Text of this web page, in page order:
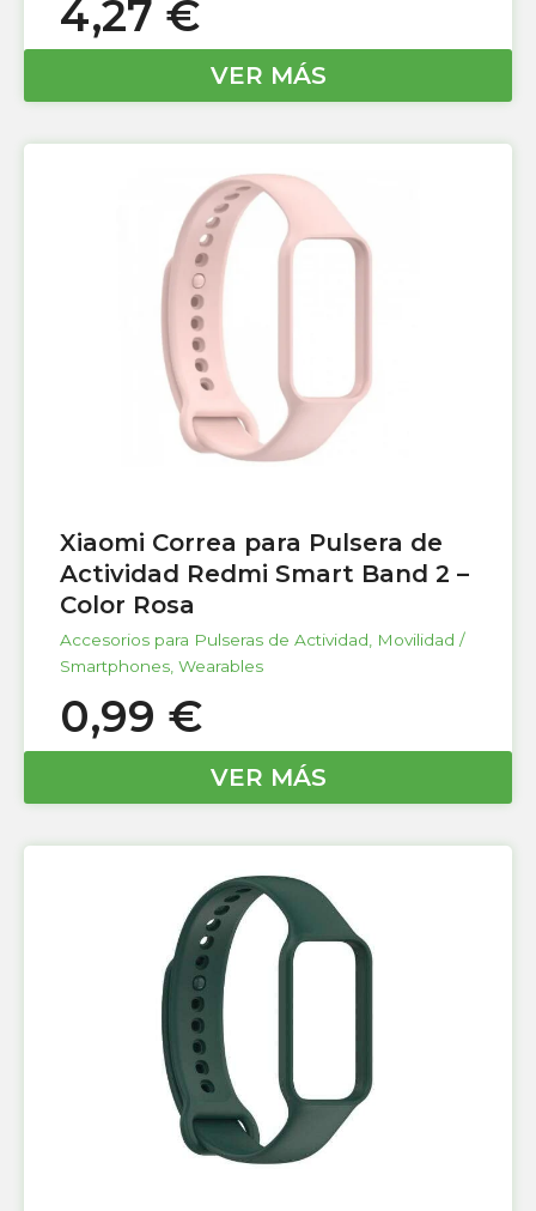
4,27 €
VER MÁS
Xiaomi Correa para Pulsera de
Actividad Redmi Smart Band 2 –
Color Rosa
Accesorios para Pulseras de Actividad, Movilidad /
Smartphones, Wearables
0,99 €
VER MÁS